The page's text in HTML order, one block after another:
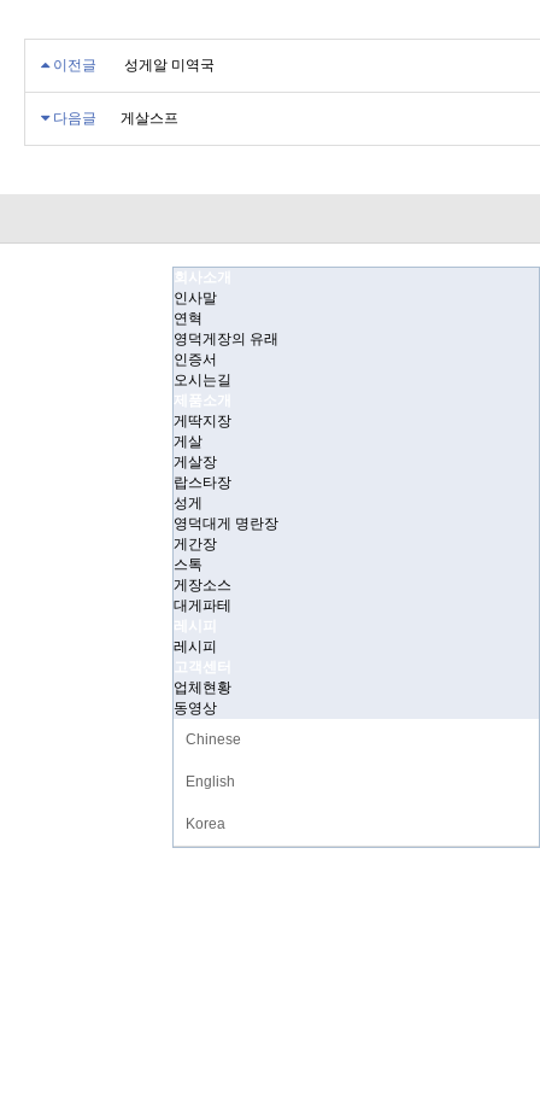
이전글 성게알 미역국
다음글 게살스프
회사소개
인사말
연혁
영덕게장의 유래
인증서
오시는길
제품소개
게딱지장
게살
게살장
랍스타장
성게
영덕대게 명란장
게간장
스톡
게장소스
대게파테
레시피
레시피
고객센터
업체현황
동영상
Chinese
English
Korea